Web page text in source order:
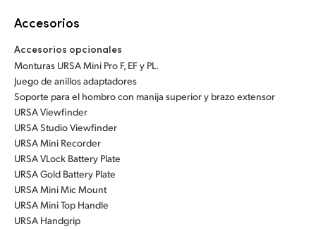
Accesorios
Accesorios opcionales
Monturas URSA Mini Pro F, EF y PL.
Juego de anillos adaptadores
Soporte para el hombro con manija superior y brazo extensor
URSA Viewfinder
URSA Studio Viewfinder
URSA Mini Recorder
URSA VLock Battery Plate
URSA Gold Battery Plate
URSA Mini Mic Mount
URSA Mini Top Handle
URSA Handgrip